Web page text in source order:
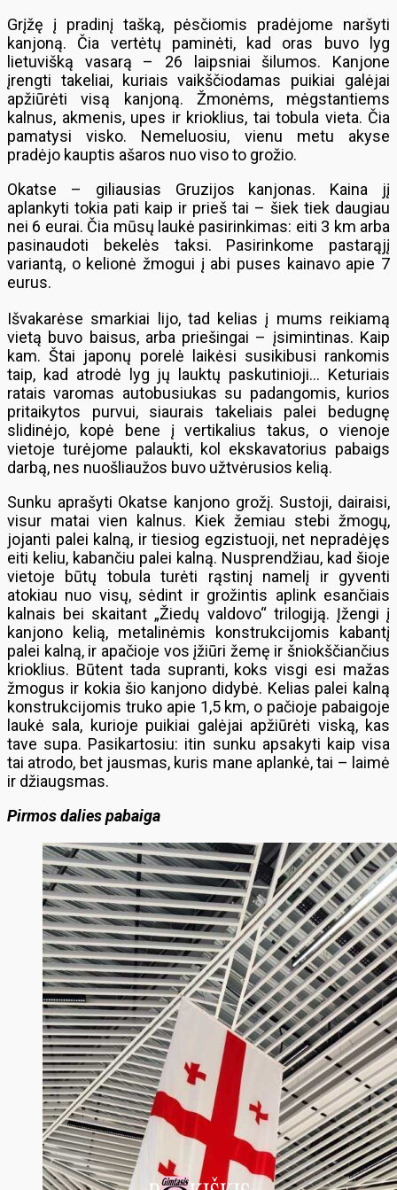
Grįžę į pradinį tašką, pėsčiomis pradėjome naršyti
kanjoną. Čia vertėtų paminėti, kad oras buvo lyg
lietuvišką vasarą – 26 laipsniai šilumos. Kanjone
įrengti takeliai, kuriais vaikščiodamas puikiai galėjai
apžiūrėti visą kanjoną. Žmonėms, mėgstantiems
kalnus, akmenis, upes ir krioklius, tai tobula vieta. Čia
pamatysi visko. Nemeluosiu, vienu metu akyse
pradėjo kauptis ašaros nuo viso to grožio.
Okatse – giliausias Gruzijos kanjonas. Kaina jį
aplankyti tokia pati kaip ir prieš tai – šiek tiek daugiau
nei 6 eurai. Čia mūsų laukė pasirinkimas: eiti 3 km arba
pasinaudoti bekelės taksi. Pasirinkome pastarąjį
variantą, o kelionė žmogui į abi puses kainavo apie 7
eurus.
Išvakarėse smarkiai lijo, tad kelias į mums reikiamą
vietą buvo baisus, arba priešingai – įsimintinas. Kaip
kam. Štai japonų porelė laikėsi susikibusi rankomis
taip, kad atrodė lyg jų lauktų paskutinioji… Keturiais
ratais varomas autobusiukas su padangomis, kurios
pritaikytos purvui, siaurais takeliais palei bedugnę
slidinėjo, kopė bene į vertikalius takus, o vienoje
vietoje turėjome palaukti, kol ekskavatorius pabaigs
darbą, nes nuošliaužos buvo užtvėrusios kelią.
Sunku aprašyti Okatse kanjono grožį. Sustoji, dairaisi,
visur matai vien kalnus. Kiek žemiau stebi žmogų,
jojanti palei kalną, ir tiesiog egzistuoji, net nepradėjęs
eiti keliu, kabančiu palei kalną. Nusprendžiau, kad šioje
vietoje būtų tobula turėti rąstinį namelį ir gyventi
atokiau nuo visų, sėdint ir grožintis aplink esančiais
kalnais bei skaitant „Žiedų valdovo“ trilogiją. Įžengi į
kanjono kelią, metalinėmis konstrukcijomis kabantį
palei kalną, ir apačioje vos įžiūri žemę ir šniokščiančius
krioklius. Būtent tada supranti, koks visgi esi mažas
žmogus ir kokia šio kanjono didybė. Kelias palei kalną
konstrukcijomis truko apie 1,5 km, o pačioje pabaigoje
laukė sala, kurioje puikiai galėjai apžiūrėti viską, kas
tave supa. Pasikartosiu: itin sunku apsakyti kaip visa
tai atrodo, bet jausmas, kuris mane aplankė, tai – laimė
ir džiaugsmas.
Pirmos dalies pabaiga